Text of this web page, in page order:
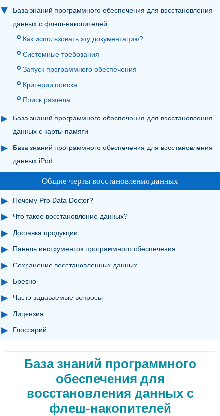
База знаний программного обеспечения для восстановления
данных с флеш-накопителей
Как использовать эту документацию?
Системные требования
Запуск программного обеспечения
Критерии поиска
Поиск раздела
База знаний программного обеспечения для восстановления
данных с карты памяти
База знаний программного обеспечения для восстановления
данных iPod
Общие черты восстановления данных
Почему Pro Data Doctor?
Что такое восстановление данных?
Доставка продукции
Панель инструментов программного обеспечения
Сохранение восстановленных данных
Бревно
Часто задаваемые вопросы
Лицензия
Глоссарий
База знаний программного
обеспечения для
восстановления данных с
флеш-накопителей